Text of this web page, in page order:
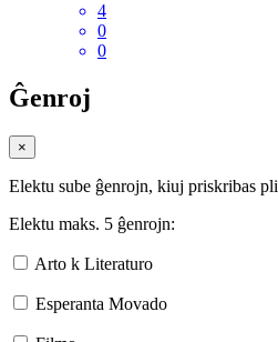
4
0
0
Ĝenroj
×
Elektu sube ĝenrojn, kiuj priskribas
Elektu maks. 5 ĝenrojn:
Arto k Literaturo
Esperanta Movado